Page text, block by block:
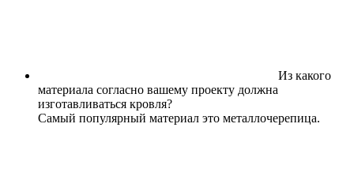
Из какого
материала согласно вашему проекту должна
изготавливаться кровля?
Самый популярный материал это металлочерепица.